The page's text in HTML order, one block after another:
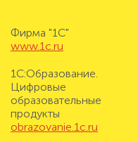
Фирма "1С"
www.1c.ru
1С:Образование.
Цифровые
образовательные
продукты
obrazovanie.1c.ru